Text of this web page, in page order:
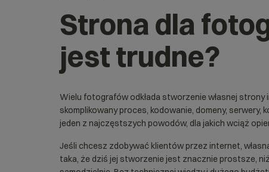
Strona dla
jest trudne?
Wielu fotografów odkłada stworzenie własnej
skomplikowany proces, kodowanie, domeny, serwery,
jeden z najczęstszych powodów, dla jakich wciąż
Jeśli chcesz zdobywać klientów przez internet,
taka, że dziś jej stworzenie jest znacznie prostsze,